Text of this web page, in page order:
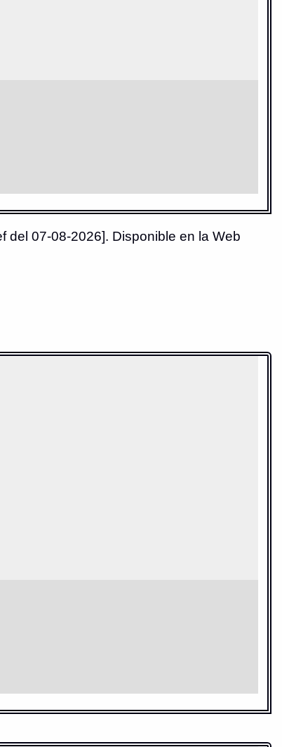
del 07-08-2026]. Disponible en la Web